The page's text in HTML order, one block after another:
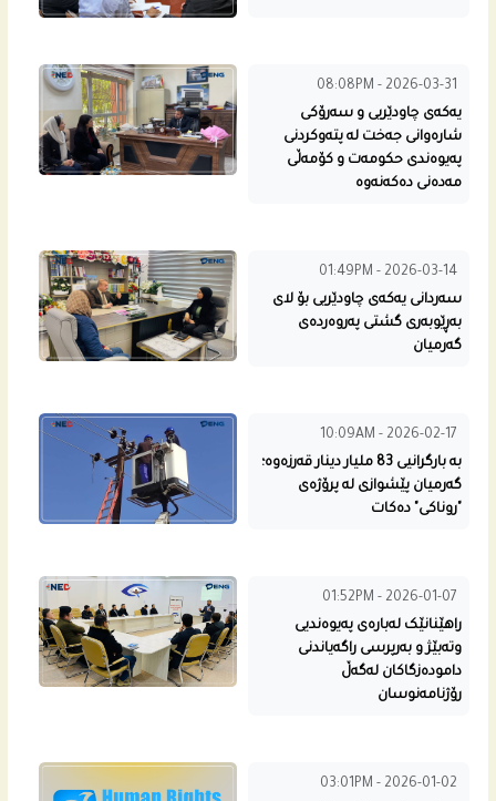
08:08PM - 2026-03-31
یه‌كه‌ى چاودێریی و سه‌رۆكى
شاره‌وانى جه‌خت له‌ پته‌وكردنى
په‌یوه‌ندی حكومه‌ت و كۆمه‌ڵی
مه‌ده‌نی ده‌كه‌نه‌وه‌
01:49PM - 2026-03-14
سه‌ردانى یه‌كه‌ى چاودێریی بۆ لای
به‌ڕێوبه‌رى گشتى په‌روه‌رده‌ى
گه‌رمیان
10:09AM - 2026-02-17
بە بارگرانیی 83 ملیار دینار قەرزەوە؛
گەرمیان پێشوازی لە پرۆژەی
"روناکی" دەکات
01:52PM - 2026-01-07
راهێنانێک لەبارەی پەیوەندیی
وتەبێژ و بەرپرسی راگەیاندنی
دامودەزگاکان لەگەڵ
رۆژنامەنوسان
03:01PM - 2026-01-02